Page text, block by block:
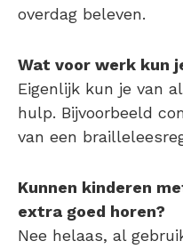
overdag beleven.
Wat voor werk kun
Eigenlijk kun je van
hulp. Bijvoorbeeld
van een
Kunnen kinderen
extra goed horen?
Nee helaas, al